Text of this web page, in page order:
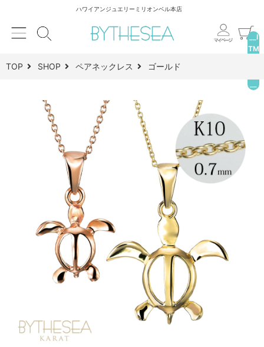
ハワイアンジュエリーミリオンベル本店
__I
TM
TOP SHOP ペアネックレス ゴールド